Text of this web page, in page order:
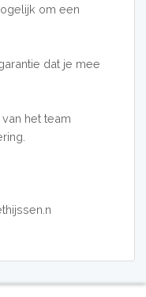
om een
dat je mee
het team